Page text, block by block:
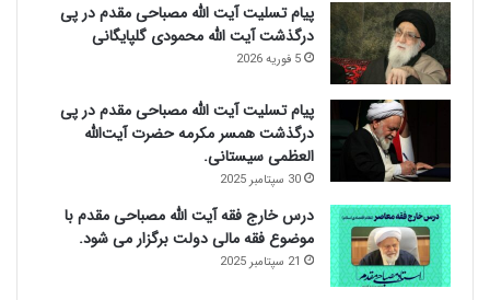
پیام تسلیت آیت الله مصباحی مقدم در پی
درگذشت آیت الله محمودی گلپایگانی
5 فوریه 2026
پیام تسلیت آیت الله مصباحی مقدم در پی
درگذشت همسر مکرمه حضرت آیت‌الله
العظمی سیستانی.
30 سپتامبر 2025
درس خارج فقه آیت الله مصباحی مقدم با
موضوع فقه مالی دولت برگزار می شود.
21 سپتامبر 2025